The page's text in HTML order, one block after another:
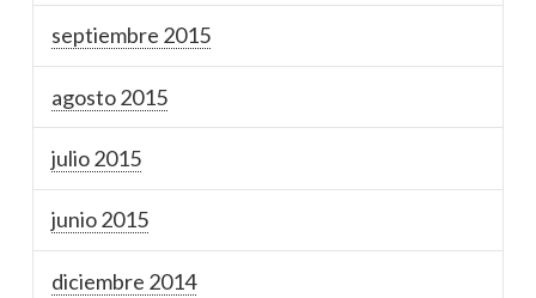
septiembre 2015
agosto 2015
julio 2015
junio 2015
diciembre 2014